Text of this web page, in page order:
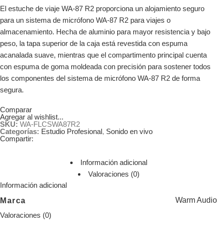
El estuche de viaje WA-87 R2 proporciona un alojamiento seguro
para un sistema de micrófono WA-87 R2 para viajes o
almacenamiento. Hecha de aluminio para mayor resistencia y bajo
peso, la tapa superior de la caja está revestida con espuma
acanalada suave, mientras que el compartimento principal cuenta
con espuma de goma moldeada con precisión para sostener todos
los componentes del sistema de micrófono WA-87 R2 de forma
segura.
Comparar
Agregar al wishlist...
SKU: WA-FLCSWA87R2
Categorías: Estudio Profesional, Sonido en vivo
Compartir:
Información adicional
Valoraciones (0)
Información adicional
Marca Warm Audio
Valoraciones (0)